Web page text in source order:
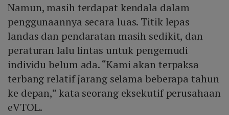
Namun, masih terdapat kendala dalam
penggunaannya secara luas. Titik lepas
landas dan pendaratan masih sedikit, dan
peraturan lalu lintas untuk pengemudi
individu belum ada. “Kami akan terpaksa
terbang relatif jarang selama beberapa tahun
ke depan,” kata seorang eksekutif perusahaan
eVTOL.